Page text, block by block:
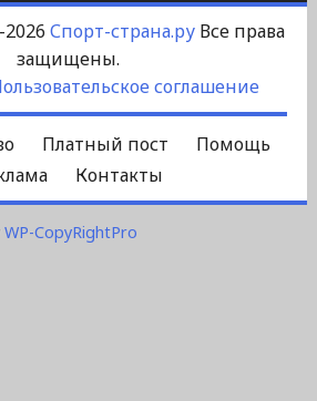
Спорт-страна.руВсе права
защищены.
соглашение
Платный пост
Помощь
Контакты
WP-CopyRightPro